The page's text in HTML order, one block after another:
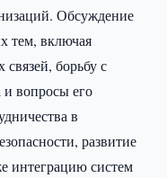
Обсуждение
тем, включая
связей, борьбу с
и вопросы его
в
развитие
интеграцию систем